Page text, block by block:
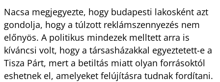
Nacsa megjegyezte, hogy budapesti lakosként azt
gondolja, hogy a túlzott reklámszennyezés nem
előnyös. A politikus mindezek melltett arra is
kíváncsi volt, hogy a társasházakkal egyeztetett-e a
Tisza Párt, mert a betiltás miatt olyan forrásoktól
eshetnek el, amelyeket felújításra tudnak fordítani.